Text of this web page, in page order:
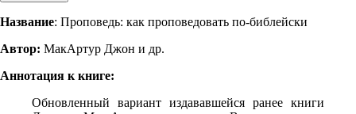
Название: Проповедь: как проповедовать по-библейски
Автор: МакАртур Джон и др.
Аннотация к книге:
Обновленный вариант издававшейся ранее книги